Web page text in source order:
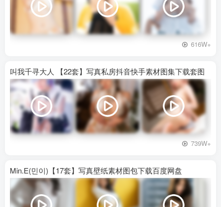
616W+
叫我千寻大人 【22套】写真私房抖音快手素材图集下载套图
739W+
Min.E(민이)【17套】写真壁纸素材图包下载百度网盘